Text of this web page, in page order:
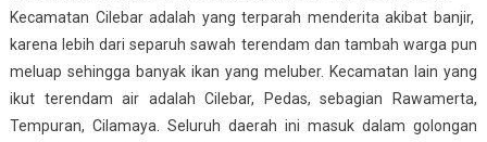
Kecamatan Cilebar adalah yang terparah menderita akibat banjir,
karena lebih dari separuh sawah terendam dan tambah warga pun
meluap sehingga banyak ikan yang meluber. Kecamatan lain yang
ikut terendam air adalah Cilebar, Pedas, sebagian Rawamerta,
Tempuran, Cilamaya. Seluruh daerah ini masuk dalam golongan